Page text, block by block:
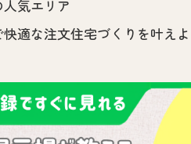
気エリア
適な注文住宅づくりを叶え